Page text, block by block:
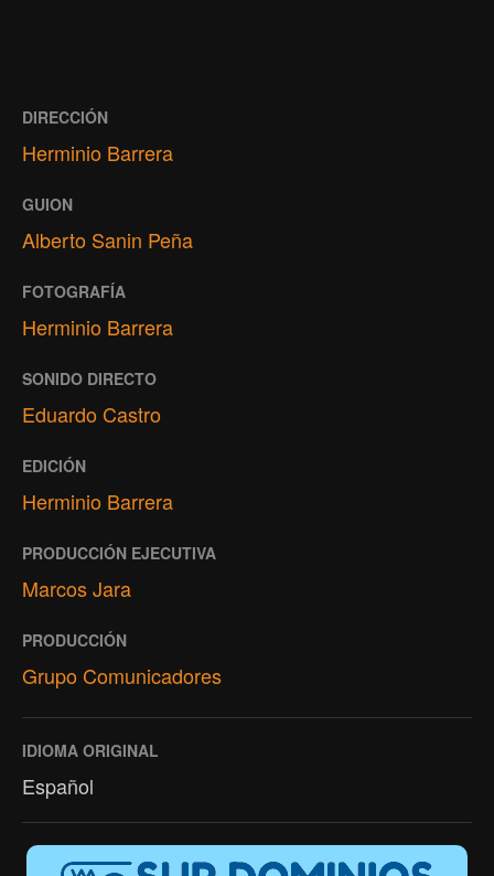
DIRECCIÓN
Herminio Barrera
GUION
Alberto Sanin Peña
FOTOGRAFÍA
Herminio Barrera
SONIDO DIRECTO
Eduardo Castro
EDICIÓN
Herminio Barrera
PRODUCCIÓN EJECUTIVA
Marcos Jara
PRODUCCIÓN
Grupo Comunicadores
IDIOMA ORIGINAL
Español